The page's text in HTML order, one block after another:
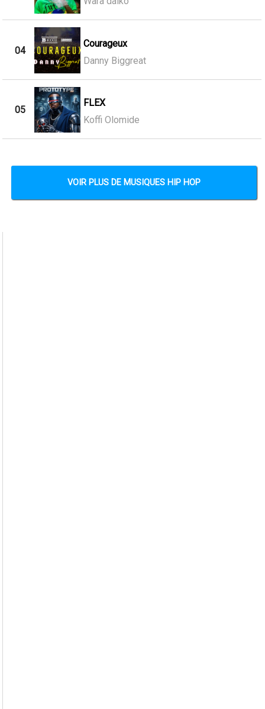
04
Courageux
Danny Biggreat
05
FLEX
Koffi Olomide
VOIR PLUS DE MUSIQUES HIP HOP